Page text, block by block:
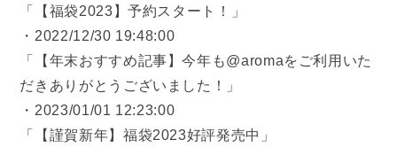
「【福袋2023】予約スタート！」
・2022/12/30 19:48:00
「【年末おすすめ記事】今年も@aromaをご利用いた
だきありがとうございました！」
・2023/01/01 12:23:00
「【謹賀新年】福袋2023好評発売中」